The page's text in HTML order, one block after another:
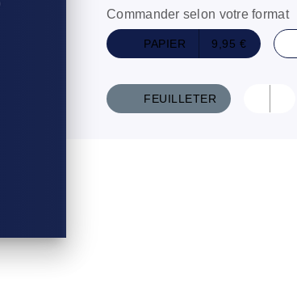
Commander selon votre format
PAPIER 9,95 €
FEUILLETER